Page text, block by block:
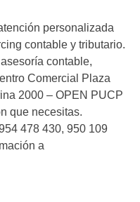
personalizada
contable y tributario.
contable,
Comercial Plaza
2000 – OPEN PUCP
que necesitas.
478 430, 950 109
a